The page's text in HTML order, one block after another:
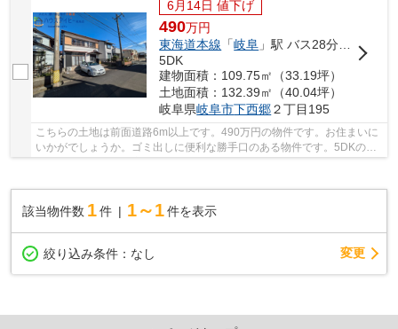
6月14日 値下げ
490万円
東海道本線 「岐阜 」駅 バス28分 「西改田」 停歩8分
5DK
建物面積：109.75㎡（33.19坪）
土地面積：132.39㎡（40.04坪）
岐阜県岐阜市下西郷２丁目195
こちらの土地は前面道路6m以上です。490万円の物件です。お住まいに
いかがでしょうか。ゴミ出しに便利な勝手口のある物件です。5DKの物
該当物件数 1件 1～1 件を表示
絞り込み条件： なし 変更